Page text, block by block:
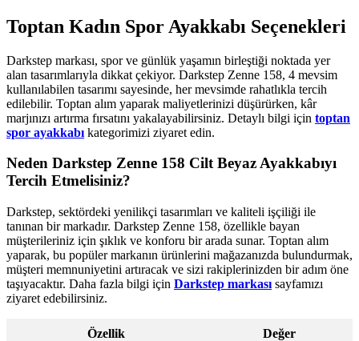
Toptan Kadın Spor Ayakkabı Seçenekleri
Darkstep markası, spor ve günlük yaşamın birleştiği noktada yer
alan tasarımlarıyla dikkat çekiyor. Darkstep Zenne 158, 4 mevsim
kullanılabilen tasarımı sayesinde, her mevsimde rahatlıkla tercih
edilebilir. Toptan alım yaparak maliyetlerinizi düşürürken, kâr
marjınızı artırma fırsatını yakalayabilirsiniz. Detaylı bilgi için toptan
spor ayakkabı kategorimizi ziyaret edin.
Neden Darkstep Zenne 158 Cilt Beyaz Ayakkabıyı
Tercih Etmelisiniz?
Darkstep, sektördeki yenilikçi tasarımları ve kaliteli işçiliği ile
tanınan bir markadır. Darkstep Zenne 158, özellikle bayan
müşterileriniz için şıklık ve konforu bir arada sunar. Toptan alım
yaparak, bu popüler markanın ürünlerini mağazanızda bulundurmak,
müşteri memnuniyetini artıracak ve sizi rakiplerinizden bir adım öne
taşıyacaktır. Daha fazla bilgi için Darkstep markası sayfamızı
ziyaret edebilirsiniz.
Özellik Değer